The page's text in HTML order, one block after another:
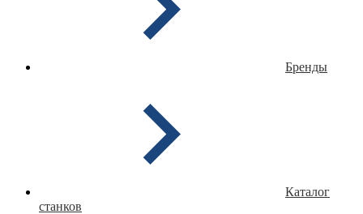
Бренды
Каталог
станков